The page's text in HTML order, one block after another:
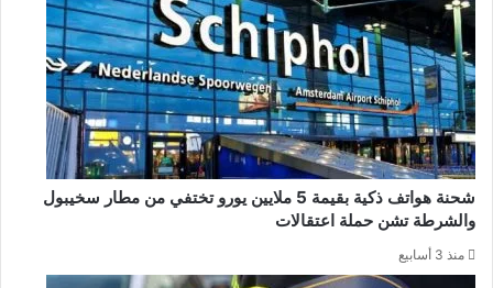
شحنة هواتف ذكية بقيمة 5 ملايين يورو تختفي من مطار سخيبول
والشرطة تشن حملة اعتقالات
منذ 3 أسابيع